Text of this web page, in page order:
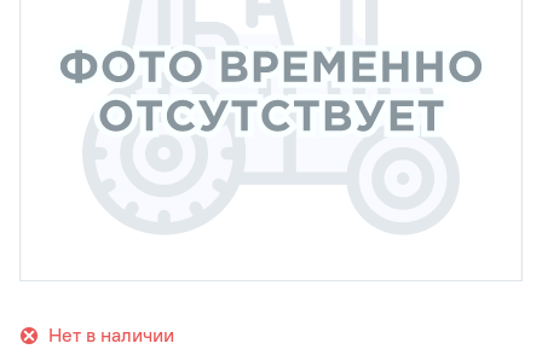
Нет в наличии